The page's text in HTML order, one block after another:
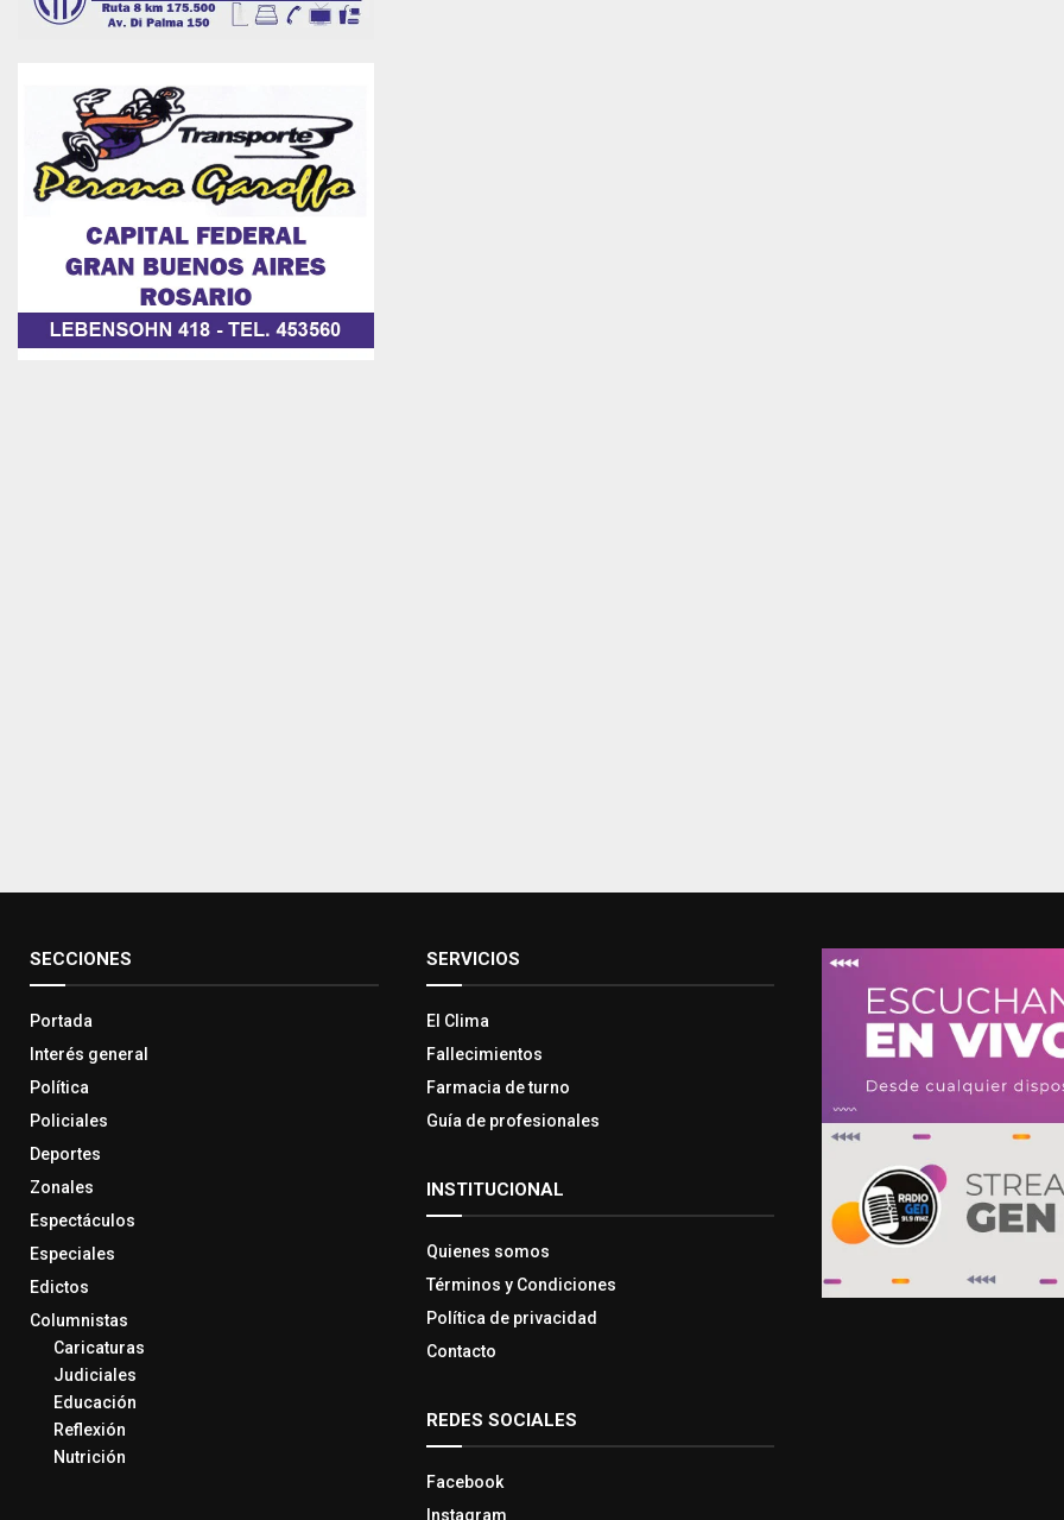
SECCIONES
Portada
Interés general
Política
Policiales
Deportes
Zonales
Espectáculos
Especiales
Edictos
Columnistas
Caricaturas
Judiciales
Educación
Reflexión
Nutrición
SERVICIOS
El Clima
Fallecimientos
Farmacia de turno
Guía de profesionales
INSTITUCIONAL
Quienes somos
Términos y Condiciones
Política de privacidad
Contacto
REDES SOCIALES
Facebook
Instagram